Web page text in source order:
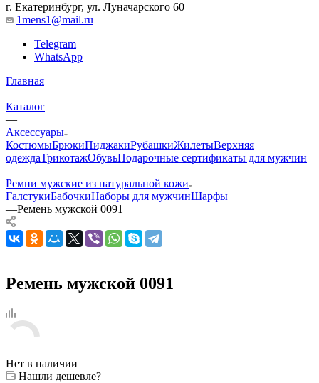
г. Екатеринбург, ул. Луначарского 60
1mens1@mail.ru
Telegram
WhatsApp
Главная
—
Каталог
—
Аксессуары
КостюмыБрюкиПиджакиРубашкиЖилетыВерхняя
одеждаТрикотажОбувьПодарочные сертификаты для мужчин
—
Ремни мужские из натуральной кожи
ГалстукиБабочкиНаборы для мужчинШарфы
—Ремень мужской 0091
Ремень мужской 0091
Нет в наличии
Нашли дешевле?